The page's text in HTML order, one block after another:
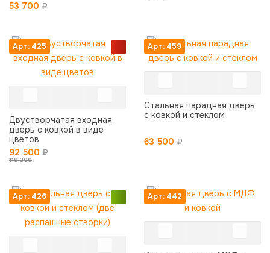
53 700 ₽
Арт: 425
Двустворчатая входная
дверь с ковкой в виде
цветов
92 500 ₽
119 300
Арт: 459
Стальная парадная дверь
с ковкой и стеклом
63 500 ₽
Арт: 426 Арт: 442